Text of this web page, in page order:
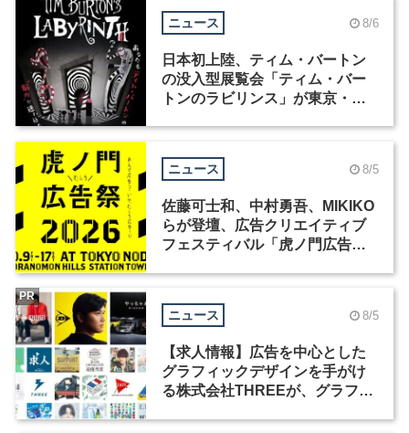
ニュース 8/6
日本初上陸、ティム・バートン
の没入型展覧会「ティム・バー
トンのラビリンス」が東京・豊
ニュース 8/5
佐藤可士和、中村勇吾、MIKIKO
らが登壇、広告クリエイティブ
フェスティバル「虎ノ門広告
ニュース 8/5
【求人情報】広告を中心とした
グラフィックデザインを手がけ
る株式会社THREEが、グラフィ
PR